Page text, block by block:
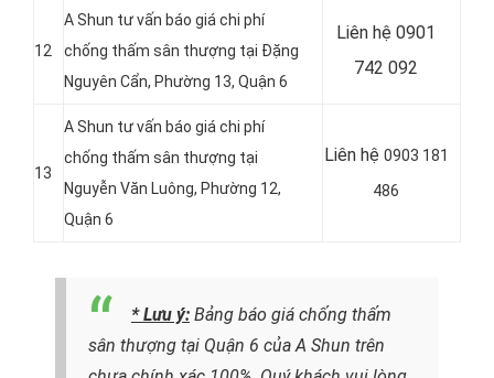
12
A Shun tư vấn báo giá chi phí
chống thấm sân thượng tại Đặng
Nguyên Cẩn, Phường 13, Quận 6
Liên hệ 0901
742 092
13
A Shun tư vấn báo giá chi phí
chống thấm sân thượng tại
Nguyễn Văn Luông, Phường 12,
Quận 6
Liên hệ 0903 181
486
* Lưu ý: Bảng báo giá chống thấm
sân thượng tại Quận 6 của A Shun trên